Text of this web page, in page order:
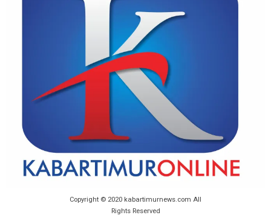
Copyright © 2020 kabartimurnews.com All
Rights Reserved